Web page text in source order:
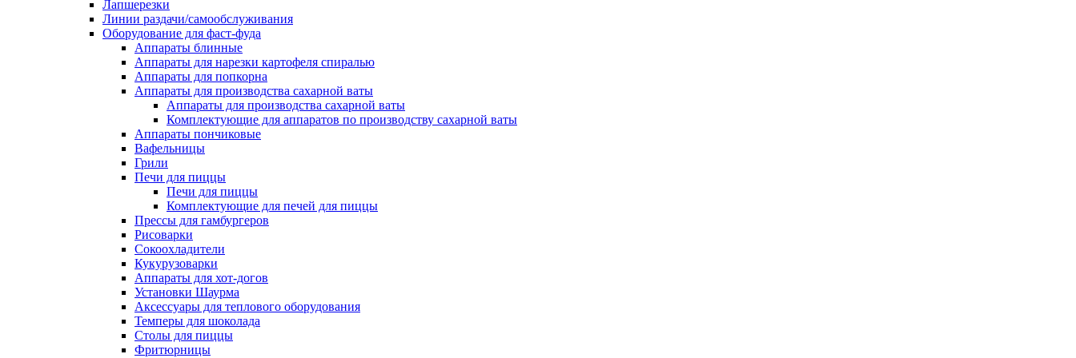
Лапшерезки
Линии раздачи/самообслуживания
Оборудование для фаст-фуда
Аппараты блинные
Аппараты для нарезки картофеля спиралью
Аппараты для попкорна
Аппараты для производства сахарной ваты
Аппараты для производства сахарной ваты
Комплектующие для аппаратов по производству сахарной ваты
Аппараты пончиковые
Вафельницы
Грили
Печи для пиццы
Печи для пиццы
Комплектующие для печей для пиццы
Прессы для гамбургеров
Рисоварки
Сокоохладители
Кукурузоварки
Аппараты для хот-догов
Установки Шаурма
Аксессуары для теплового оборудования
Темперы для шоколада
Столы для пиццы
Фритюрницы